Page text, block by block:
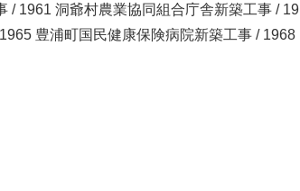
/ 1961 洞爺村農業協同組合庁舎新築工事 / 19
豊浦町国民健康保険病院新築工事 / 1968